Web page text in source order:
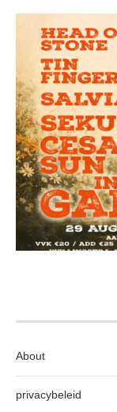
About
privacybeleid